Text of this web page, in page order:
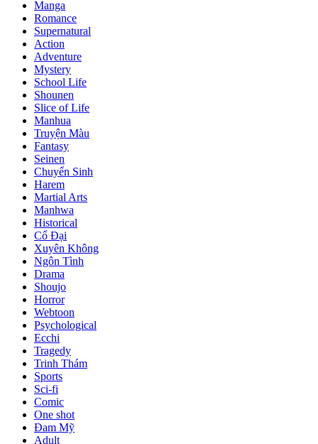
Manga
Romance
Supernatural
Action
Adventure
Mystery
School Life
Shounen
Slice of Life
Manhua
Truyện Màu
Fantasy
Seinen
Chuyển Sinh
Harem
Martial Arts
Manhwa
Historical
Cổ Đại
Xuyên Không
Ngôn Tình
Drama
Shoujo
Horror
Webtoon
Psychological
Ecchi
Tragedy
Trinh Thám
Sports
Sci-fi
Comic
One shot
Đam Mỹ
Adult